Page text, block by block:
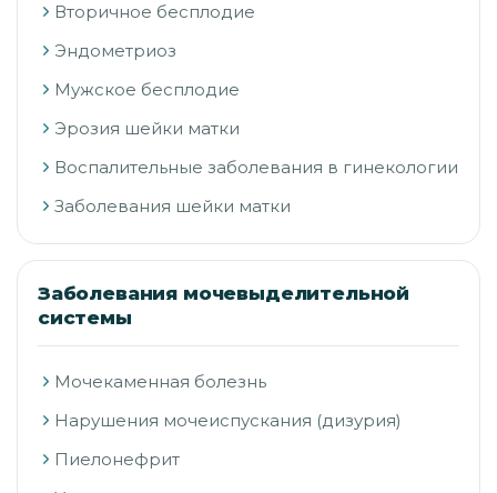
Вторичное бесплодие
Эндометриоз
Мужское бесплодие
Эрозия шейки матки
Воспалительные заболевания в гинекологии
Заболевания шейки матки
Заболевания мочевыделительной
системы
Мочекаменная болезнь
Нарушения мочеиспускания (дизурия)
Пиелонефрит